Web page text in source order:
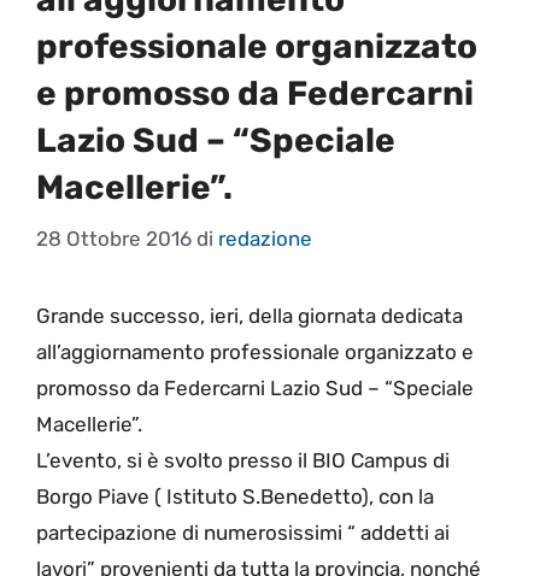
professionale organizzato
e promosso da Federcarni
Lazio Sud – “Speciale
Macellerie”.
28 Ottobre 2016 di redazione
Grande successo, ieri, della giornata dedicata
all’aggiornamento professionale organizzato e
promosso da Federcarni Lazio Sud – “Speciale
Macellerie”.
L’evento, si è svolto presso il BIO Campus di
Borgo Piave ( Istituto S.Benedetto), con la
partecipazione di numerosissimi “ addetti ai
lavori” provenienti da tutta la provincia, nonché